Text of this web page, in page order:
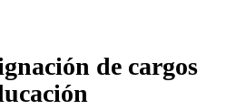
de cargos